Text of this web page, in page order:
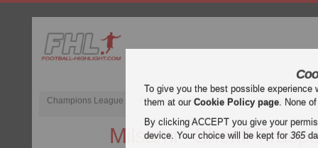
Champions League Premier League inglese Liga spagnola
Milsami - Sheriff
To give you the best possible
them at ourCookie Policy page. None
By clicking ACCEPT you give your
device. Your choice will be kept for365